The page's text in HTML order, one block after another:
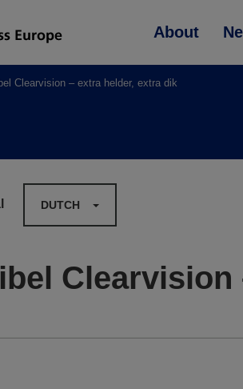
About
Clearvision – extra helder, extra dik
DUTCH